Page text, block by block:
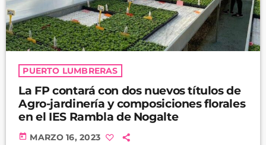
PUERTO LUMBRERAS
La FP contará con dos nuevos títulos de
Agro-jardinería y composiciones florales
en el IES Rambla de Nogalte
today MARZO 16, 2023